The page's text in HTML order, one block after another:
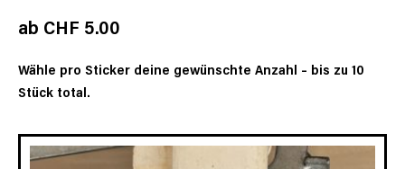
ab CHF 5.00
Wähle pro Sticker deine gewünschte Anzahl – bis zu 10
Stück total.